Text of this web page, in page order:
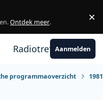
Ontdek meer. ×
RadiotrefpuntAanmelden
programmaoverzicht 1981